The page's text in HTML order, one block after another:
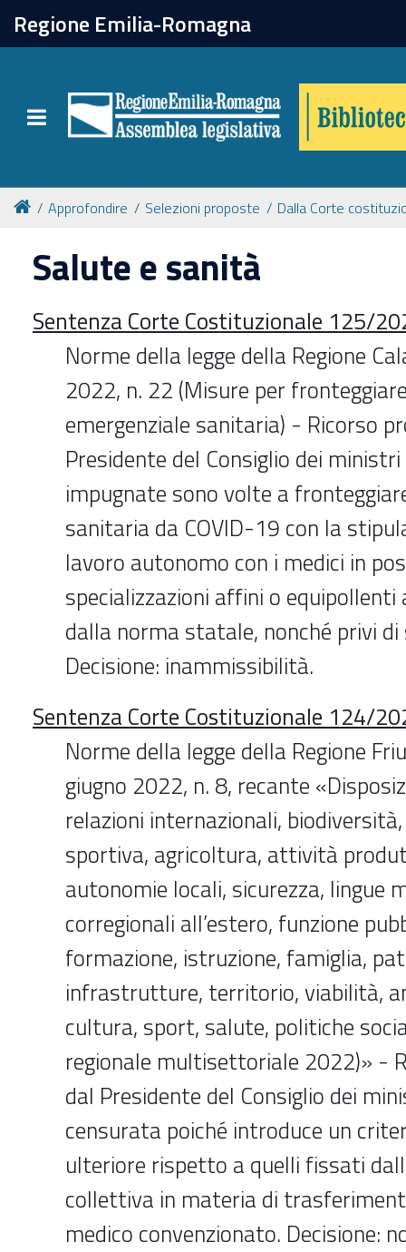
Regione Emilia-Romagna
Toggle navigation
chiudi
Catalogo online
Collezioni
Per approfondire
Appuntamenti
Prenotazione spazi
Approfondire Selezioni proposte Dalla Corte
Salute e sanità
Sentenza Corte Costituzionale 125/
Norme della legge della Regione
2022, n. 22 (Misure per
emergenziale sanitaria) - Ricorso
Presidente del Consiglio dei
impugnate sono volte a
sanitaria da COVID-19 con la
lavoro autonomo con i medici in
specializzazioni affini o
dalla norma statale, nonché privi di
Decisione: inammissibilità.
Sentenza Corte Costituzionale 124/
Norme della legge della Regione
giugno 2022, n. 8, recante
relazioni internazionali,
sportiva, agricoltura, attività
autonomie locali, sicurezza, lingue
corregionali all’estero, funzione
formazione, istruzione, famiglia,
infrastrutture, territorio, viabilità,
cultura, sport, salute, politiche
regionale multisettoriale 2022)» -
dal Presidente del Consiglio dei
censurata poiché introduce un
ulteriore rispetto a quelli fissati
collettiva in materia di
medico convenzionato. Decisione: